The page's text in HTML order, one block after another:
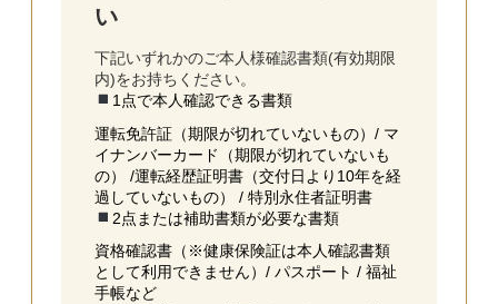
い
下記いずれかのご本⼈様確認書類(有効期限
内)をお持ちください。
1点で本人確認できる書類
運転免許証（期限が切れていないもの）/ マ
イナンバーカード（期限が切れていないも
の） /運転経歴証明書（交付日より10年を経
過していないもの） / 特別永住者証明書
2点または補助書類が必要な書類
資格確認書（※健康保険証は本人確認書類
として利用できません）/ パスポート / 福祉
手帳など